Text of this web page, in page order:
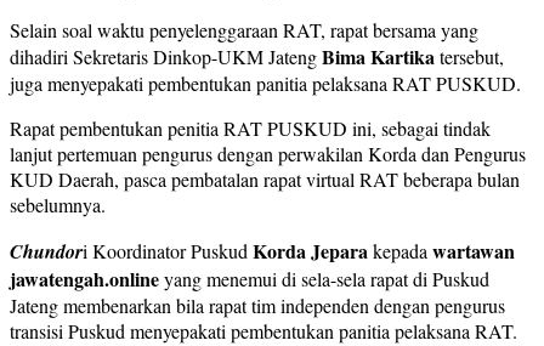
Selain soal waktu penyelenggaraan RAT, rapat bersama yang
dihadiri Sekretaris Dinkop-UKM JatengBima Kartikatersebut,
juga menyepakati pembentukan panitia pelaksana RAT PUSKUD.
Rapat pembentukan penitia RAT PUSKUD ini, sebagai tindak
lanjut pertemuan pengurus dengan perwakilan Korda dan Pengurus
KUD Daerah, pasca pembatalan rapat virtual RAT beberapa bulan
sebelumnya.
Chundori Koordinator PuskudKorda Jeparakepadawartawan
jawatengah.onlineyang menemui di sela-sela rapat di Puskud
Jateng membenarkan bila rapat tim independen dengan pengurus
transisi Puskud menyepakati pembentukan panitia pelaksana RAT.